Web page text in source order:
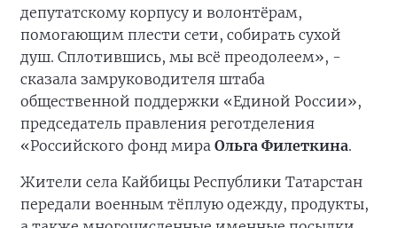
депутатскому корпусу и волонтёрам,
помогающим плести сети, собирать сухой
душ. Сплотившись, мы всё преодолеем», -
сказала замруководителя штаба
общественной поддержки «Единой России»,
председатель правления реготделения
«Российского фонд мира Ольга Филеткина.
Жители села Кайбицы Республики Татарстан
передали военным тёплую одежду, продукты,